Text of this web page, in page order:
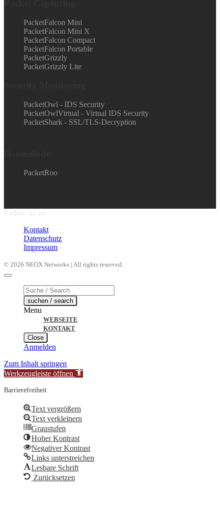
PacketFalcon Mini
PacketFalcon Mini X
PacketFalcon Compact
PacketFalcon Portable
PacketGrizzly
PacketGrizzly Lite
PacketOwl - IDS Security
PacketOwlVirtual - Virtual IDS Security
PacketShark - SSL/TLS-Decryption
PacketRoo
Kontakt
Datenschutz
Impressum
© 2026 NEOX Networks | All rights reserved.
Products
search
suchen / search
Menu
WEBSEITE
KONTAKT
Close
Anmelden
Zum Inhalt springen
Werkzeugleiste öffnen
Barrierefreiheit
Text vergrößern
Text verkleinern
Graustufen
Hoher Kontrast
Negativer Kontrast
Links unterstreichen
Lesbare Schrift
Zurücksetzen